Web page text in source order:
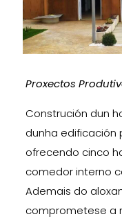
Proxectos
Construción dun
dunha
ofrecendo cinco
comedor interno
Ademais do
comprometese a